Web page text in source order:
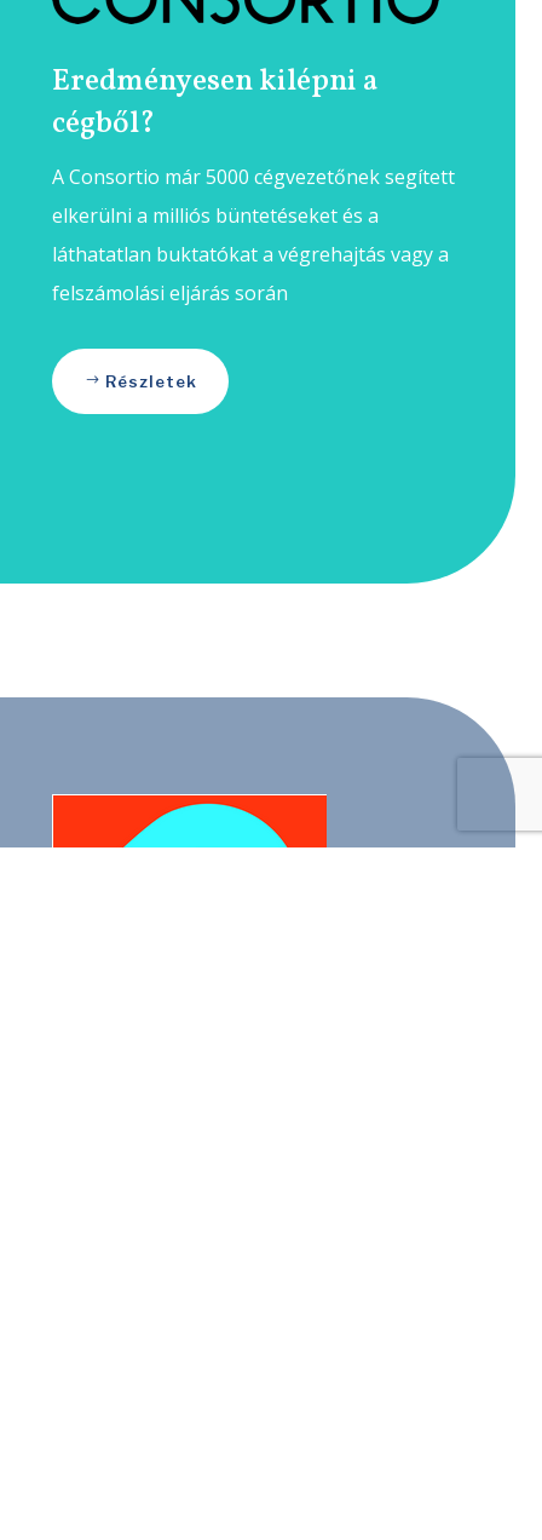
Eredményesen kilépni a
cégből?
A Consortio már 5000 cégvezetőnek segített
elkerülni a milliós büntetéseket és a
láthatatlan buktatókat a végrehajtás vagy a
felszámolási eljárás során
Részletek